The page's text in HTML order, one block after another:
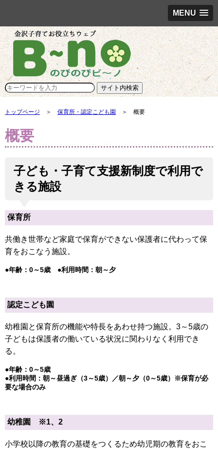
MENU
トップページ ＞ 保育所・認定こども園 ＞ 概要
概要
子ども・子育て支援新制度で利用で
きる施設
保育所
共働き世帯など家庭で保育ができない保護者に代わって保
育をおこなう施設。
●年齢：0～5歳 ●利用時間：朝～夕
認定こども園
幼稚園と保育所の機能や特長をあわせ持つ施設。3～5歳の
子どもは保護者の働いている状況に関わりなく利用でき
る。
●年齢：0～5歳
●利用時間：朝～昼過ぎ（3～5歳）／朝～夕（0～5歳）※保育が必
要な場合のみ
幼稚園 ※1、2
小学校以降の教育の基礎をつくるため幼児期の教育をおこ